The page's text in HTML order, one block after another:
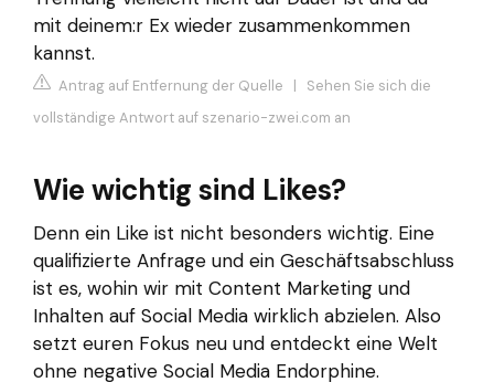
mit deinem:r Ex wieder zusammenkommen
kannst.
Antrag auf Entfernung der Quelle | Sehen Sie sich die
vollständige Antwort auf szenario-zwei.com an
Wie wichtig sind Likes?
Denn ein Like ist nicht besonders wichtig. Eine
qualifizierte Anfrage und ein Geschäftsabschluss
ist es, wohin wir mit Content Marketing und
Inhalten auf Social Media wirklich abzielen. Also
setzt euren Fokus neu und entdeckt eine Welt
ohne negative Social Media Endorphine.